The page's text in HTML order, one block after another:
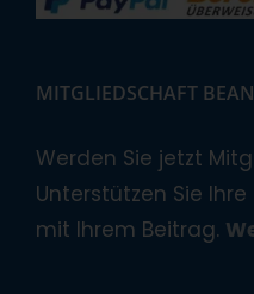
MITGLIEDSCHAFT
Werden Sie jetzt
Unterstützen Sie
mit Ihrem Beitrag.